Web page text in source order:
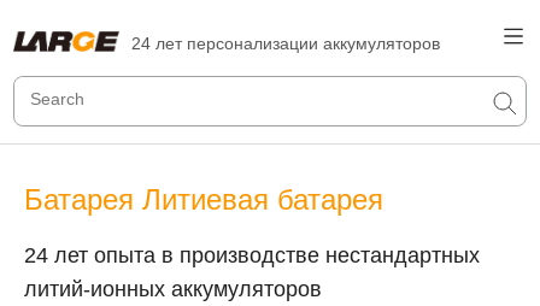
24 лет персонализации аккумуляторов
Батарея Литиевая батарея
24 лет опыта в производстве нестандартных
литий-ионных аккумуляторов